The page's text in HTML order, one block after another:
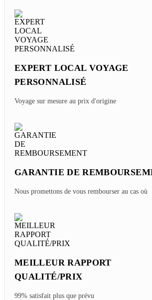
EXPERT LOCAL VOYAGE
PERSONNALISÉ
Voyage sur mesure au prix d'origine
GARANTIE DE
Nous promettons de vous rembourser au cas où
MEILLEUR RAPPORT
QUALITÉ/PRIX
99% satisfait plus que prévu